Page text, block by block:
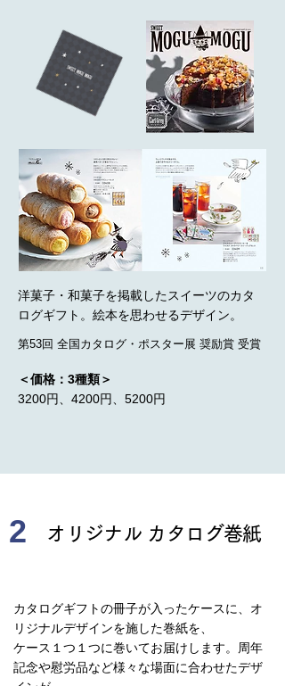
洋菓子・和菓子を掲載したスイーツのカタ
ログギフト。絵本を思わせるデザイン。
第53回 全国カタログ・ポスター展 奨励賞 受賞
＜価格：3種類＞
3200円、4200円、5200円
2 オリジナル カタログ巻紙
カタログギフトの冊子が入ったケースに、オ
リジナルデザインを施した巻紙を、
ケース１つ１つに巻いてお届けします。周年
記念や慰労品など様々な場面に合わせたデザ